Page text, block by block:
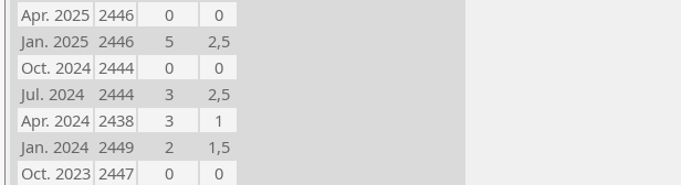
Apr. 2025 2446 0
0
Jan. 2025 2446 5
2,5
Oct. 2024 2444 0
0
Jul. 2024
2444 3
2,5
Apr. 2024 2438 3
1
Jan. 2024 2449 2
1,5
Oct. 2023 2447 0
0